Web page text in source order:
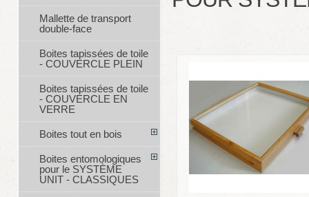
Mallette de transport
double-face
Boites tapissées de toile
- COUVERCLE PLEIN
Boites tapissées de toile
- COUVERCLE EN
VERRE
Boites tout en bois
Boites entomologiques
pour le SYSTÈME
UNIT - CLASSIQUES